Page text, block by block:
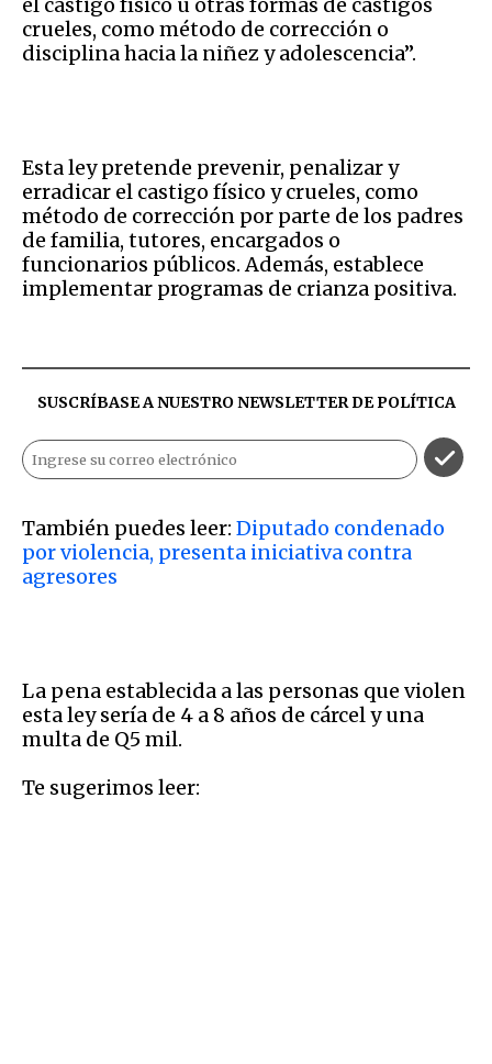
crueles, como método de corrección o
disciplina hacia la niñez y adolescencia”.
Esta ley pretende prevenir, penalizar y
erradicar el castigo físico y crueles, como
método de corrección por parte de los padres
de familia, tutores, encargados o
funcionarios públicos. Además, establece
implementar programas de crianza positiva.
SUSCRÍBASE A NUESTRO NEWSLETTER DEPOLÍTICA
También puedes leer: Diputado condenado
por violencia, presenta iniciativa contra
agresores
La pena establecida a las personas que violen
esta ley sería de 4 a 8 años de cárcel y una
multa de Q5 mil.
Te sugerimos leer: